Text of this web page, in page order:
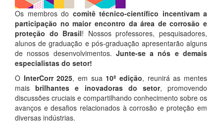
Os membros do comitê técnico-científico incentivam a
participação no maior encontro da área de corrosão e
proteção do Brasil! Nossos professores, pesquisadores,
alunos de graduação e pós-graduação apresentarão alguns
de nossos desenvolvimentos. Junte-se a nós e demais
especialistas do setor!
O InterCorr 2025, em sua 10ª edição, reunirá as mentes
maisbrilhantes e inovadoras do setor, promovendo
discussões cruciais e compartilhando conhecimento sobre os
avanços e desafios relacionados à corrosão e proteção em
diversas indústrias.